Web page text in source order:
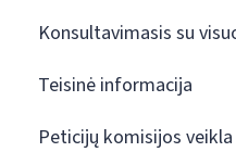
Konsultavimasis su
Teisinė informacija
Peticijų komisijos veikla